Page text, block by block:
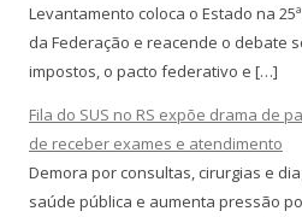
Levantamento coloca o Estado na
da Federação e reacende o debate
impostos, o pacto federativo e […]
Fila do SUS no RS expõe drama de
de receber exames e atendimento
Demora por consultas, cirurgias e
saúde pública e aumenta pressão